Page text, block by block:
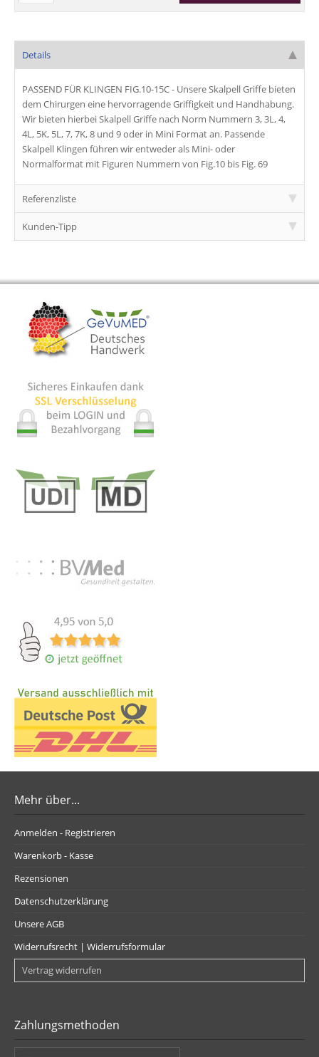
Details
PASSEND FÜR KLINGEN FIG.10-15C - UnsereSkalpell Griffe bieten
dem Chirurgen eine hervorragendeGriffigkeit und Handhabung.
Wir bieten hierbeiSkalpell Griffe nach Norm Nummern 3, 3L, 4,
4L, 5K, 5L, 7, 7K, 8 und 9 oder in Mini Formatan. Passende
Skalpell Klingen führen wir entweder als Mini- oder
Normalformat mit Figuren Nummern von Fig.10 bis Fig. 69
Referenzliste
Kunden-Tipp
Mehr über...
Anmelden - Registrieren
Warenkorb - Kasse
Rezensionen
Datenschutzerklärung
Unsere AGB
Widerrufsrecht | Widerrufsformular
Vertrag widerrufen
Zahlungsmethoden